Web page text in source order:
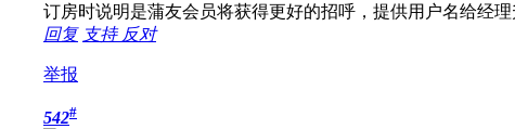
订房时说明是蒲友会员将获得更好的招呼，提供用户名给经
回复 支持 反对
举报
542#